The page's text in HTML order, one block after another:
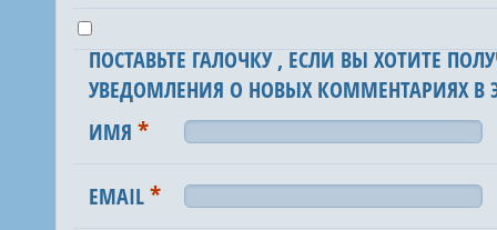
ПОСТАВЬТЕ ГАЛОЧКУ , ЕСЛИ ВЫ ХОТИТЕ
УВЕДОМЛЕНИЯ О НОВЫХ КОММЕНТАРИЯХ В
ИМЯ*
EMAIL*